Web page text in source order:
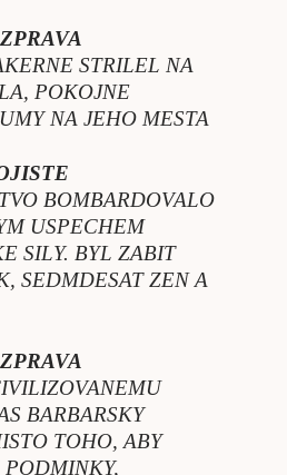
STRILEL NA
POKOJNE
NA JEHO MESTA
BOMBARDOVALO
USPECHEM
SILY. BYL ZABIT
SEDMDESAT ZEN A
BARBARSKY
TOHO, ABY
PODMINKY,